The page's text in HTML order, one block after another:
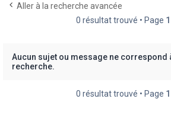
Aller à la recherche avancée
0 résultat trouvé • Page 1
Aucun sujet ou message ne correspond
recherche.
0 résultat trouvé • Page 1